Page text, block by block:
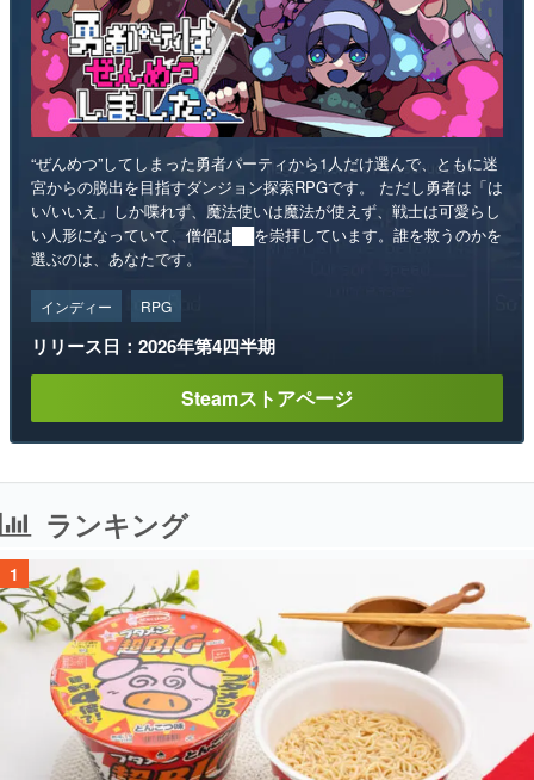
“ぜんめつ”してしまった勇者パーティから1人だけ選んで、ともに迷
宮からの脱出を目指すダンジョン探索RPGです。 ただし勇者は「は
い/いいえ」しか喋れず、魔法使いは魔法が使えず、戦士は可愛らし
い人形になっていて、僧侶は██を崇拝しています。誰を救うのかを
選ぶのは、あなたです。
インディー RPG
リリース日：2026年第4四半期
Steamストアページ
ランキング
1